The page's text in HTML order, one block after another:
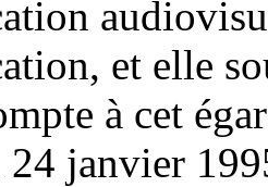
et elle
à cet
24 janvier